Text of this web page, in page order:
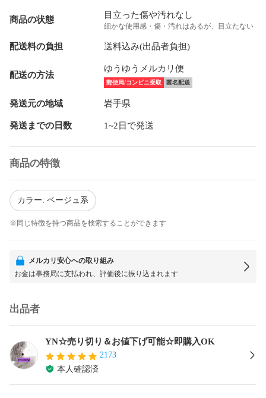
商品の状態 目立った傷や汚れなし
細かな使用感・傷・汚れはあるが、目立たない
配送料の負担 送料込み(出品者負担)
配送の方法
ゆうゆうメルカリ便
郵便局/コンビニ受取 匿名配送
発送元の地域 岩手県
発送までの日数 1~2日で発送
商品の特徴
カラー: ベージュ系
※同じ特徴を持つ商品を検索することができます
メルカリ安心への取り組み
お金は事務局に支払われ、評価後に振り込まれます
出品者
YN☆売り切り＆お値下げ可能☆即購入OK
2173
本人確認済